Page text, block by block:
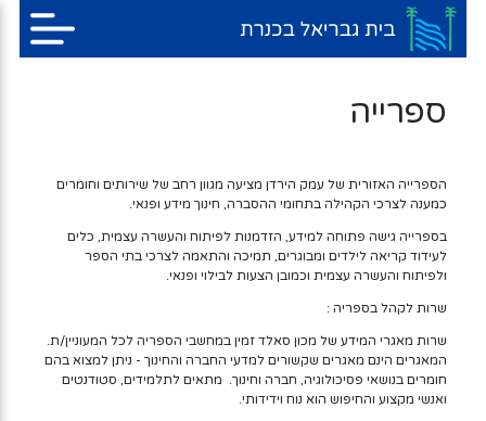
ספרייה
הספרייה האזורית של עמק הירדן מציעה מגוון רחב של שירותים וחומרים
כמענה לצרכי הקהילה בתחומי ההסברה, חינוך מידע ופנאי.
בספרייה גישה פתוחה למידע, הזדמנות לפיתוח והעשרה עצמית, כלים
לעידוד קריאה לילדים ומבוגרים, תמיכה והתאמה לצרכי בתי הספר
ולפיתוח והעשרה עצמית וכמובן הצעות לבילוי ופנאי.
שרות לקהל בספריה :
שרות מאגרי המידע של מכון סאלד זמין במחשבי הספריה לכל המעוניין/ת.
המאגרים הינם מאגרים שקשורים למדעי החברה והחינוך - ניתן למצוא בהם
חומרים בנושאי פסיכולוגיה, חברה וחינוך. מתאים לתלמידים, סטודנטים
ואנשי מקצוע והחיפוש הוא נוח וידידותי.